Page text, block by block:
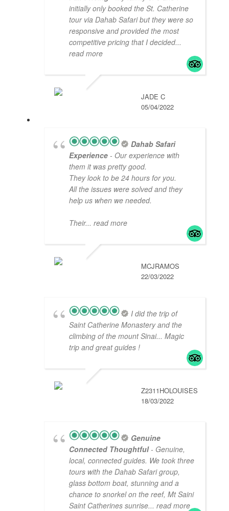
initially only booked the St. Catherine
tour via Dahab Safari but they were so
responsive and provided the most
competitive pricing that I decided...
read more
JADE C
05/04/2022
Dahab Safari
Experience - Our experience with
them it was pretty good.
They look to be 24 hours for you.
All the issues were solved and they
help us when we needed.
Their... read more
MCJRAMOS
22/03/2022
I did the trip of
Saint Catherine Monastery and the
climbing of the mount Sinai... Magic
trip and great guides !
Z2311HOLOUISES
18/03/2022
Genuine
Connected Thoughtful- Genuine,
local, connected guides. We took three
tours with the Dahab Safari group,
glass bottom boat, stunning and a
chance to snorkel on the reef, Mt Saini
Saint Catherines sunrise... read more